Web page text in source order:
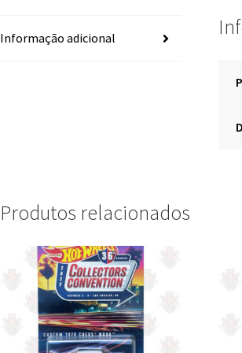
Informação adicional
Produtos relacionados